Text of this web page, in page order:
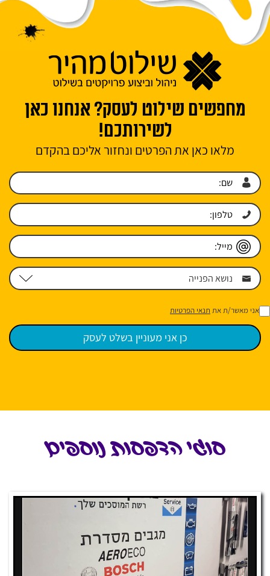
מחפשים שילוט לעסק? אנחנו כאן
לשירותכם!
מלאו כאן את הפרטים ונחזור אליכם בהקדם
אני מאשר/ת את תנאי הפרטיות
סוגי הדפסות נוספים